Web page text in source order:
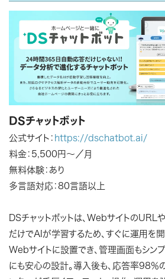
DSチャットボット
公式サイト： https://dschatbot.ai/
料金：5,500円～／月
無料体験：あり
多言語対応：80言語以上
DSチャットボットは、WebサイトのURL
だけでAIが学習するため、すぐに運用を
Webサイトに設置でき、管理画面もシン
にも安心の設計。導入後も、応答率98％